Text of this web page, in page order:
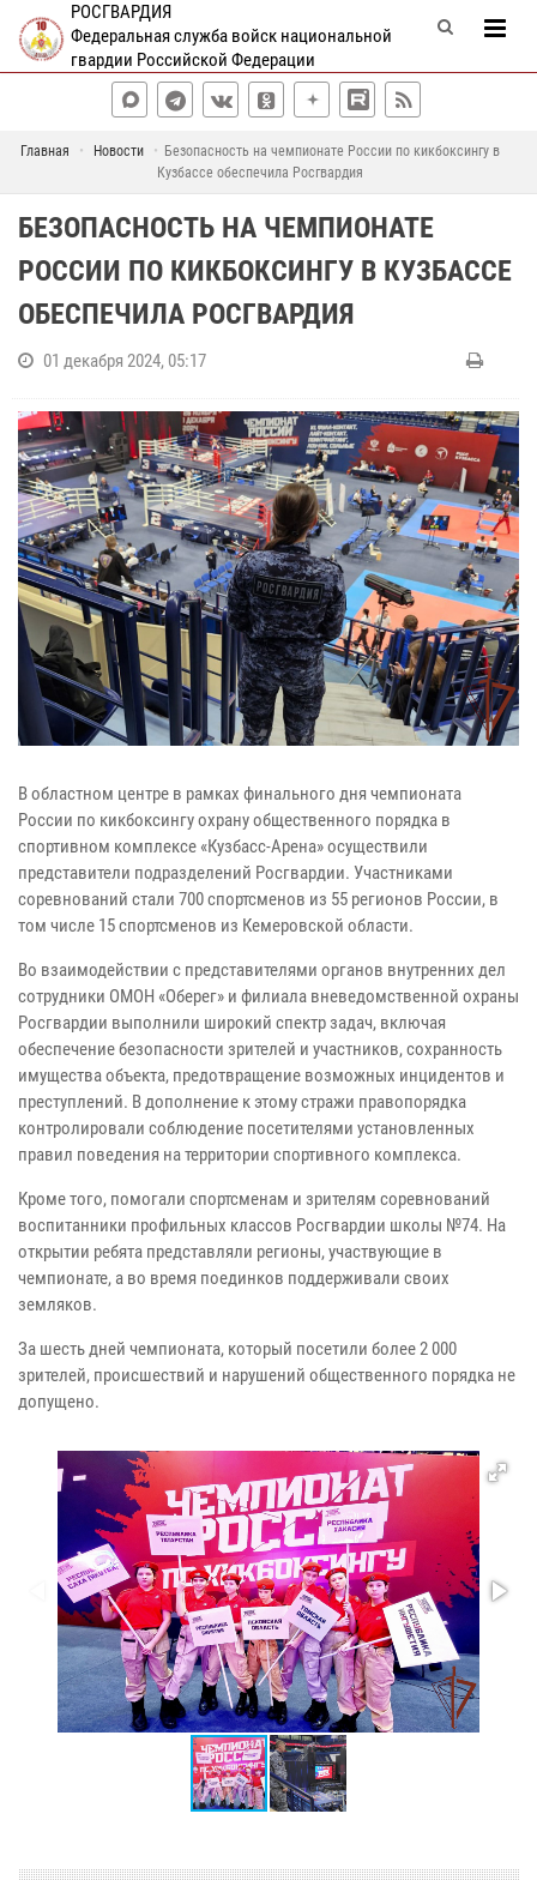
РОСГВАРДИЯ
Федеральная служба войск национальной
гвардии Российской Федерации
Главная Новости
Безопасность на чемпионате России по кикбоксингу в
Кузбассе обеспечила Росгвардия
БЕЗОПАСНОСТЬ НА ЧЕМПИОНАТЕ
РОССИИ ПО КИКБОКСИНГУ В КУЗБАССЕ
ОБЕСПЕЧИЛА РОСГВАРДИЯ
01 декабря 2024, 05:17
В областном центре в рамках финального дня чемпионата
России по кикбоксингу охрану общественного порядка в
спортивном комплексе «Кузбасс-Арена» осуществили
представители подразделений Росгвардии. Участниками
соревнований стали 700 спортсменов из 55 регионов России, в
том числе 15 спортсменов из Кемеровской области.
Во взаимодействии с представителями органов внутренних дел
сотрудники ОМОН «Оберег» и филиала вневедомственной охраны
Росгвардии выполнили широкий спектр задач, включая
обеспечение безопасности зрителей и участников, сохранность
имущества объекта, предотвращение возможных инцидентов и
преступлений. В дополнение к этому стражи правопорядка
контролировали соблюдение посетителями установленных
правил поведения на территории спортивного комплекса.
Кроме того, помогали спортсменам и зрителям соревнований
воспитанники профильных классов Росгвардии школы №74. На
открытии ребята представляли регионы, участвующие в
чемпионате, а во время поединков поддерживали своих
земляков.
За шесть дней чемпионата, который посетили более 2 000
зрителей, происшествий и нарушений общественного порядка не
допущено.